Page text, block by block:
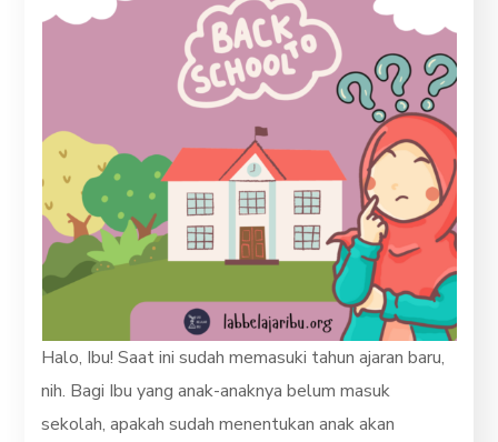
Halo, Ibu! Saat ini sudah memasuki tahun ajaran baru,
nih. Bagi Ibu yang anak-anaknya belum masuk
sekolah, apakah sudah menentukan anak akan